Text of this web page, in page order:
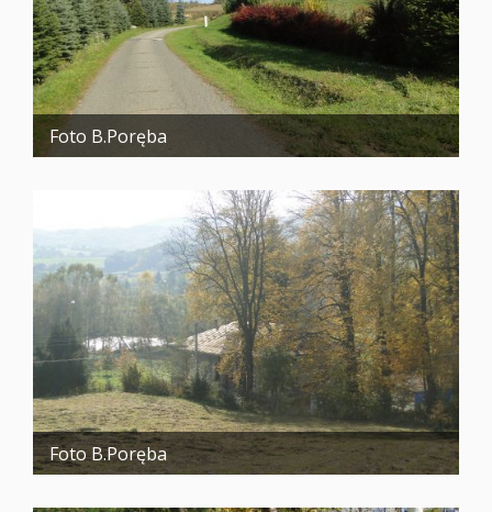
Foto B.Poręba
Foto B.Poręba